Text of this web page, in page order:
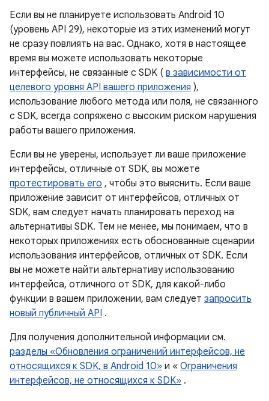
Если вы не планируете использовать Android 10
(уровень API 29), некоторые из этих изменений могут
не сразу повлиять на вас. Однако, хотя в настоящее
время вы можете использовать некоторые
интерфейсы, не связанные с SDK ( в зависимости от
целевого уровня API вашего приложения ),
использование любого метода или поля, не связанного
с SDK, всегда сопряжено с высоким риском нарушения
работы вашего приложения.
Если вы не уверены, использует ли ваше приложение
интерфейсы, отличные от SDK, вы можете
протестировать его , чтобы это выяснить. Если ваше
приложение зависит от интерфейсов, отличных от
SDK, вам следует начать планировать переход на
альтернативы SDK. Тем не менее, мы понимаем, что в
некоторых приложениях есть обоснованные сценарии
использования интерфейсов, отличных от SDK. Если
вы не можете найти альтернативу использованию
интерфейса, отличного от SDK, для какой-либо
функции в вашем приложении, вам следует запросить
новый публичный API .
Для получения дополнительной информации см.
разделы «Обновления ограничений интерфейсов, не
относящихся к SDK, в Android 10» и « Ограничения
интерфейсов, не относящихся к SDK» .